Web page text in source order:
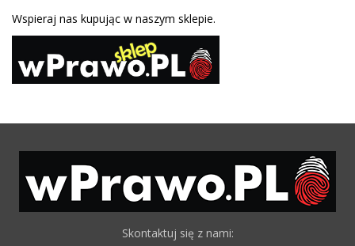
Wspieraj nas kupując w naszym sklepie.
Skontaktuj się z nami: